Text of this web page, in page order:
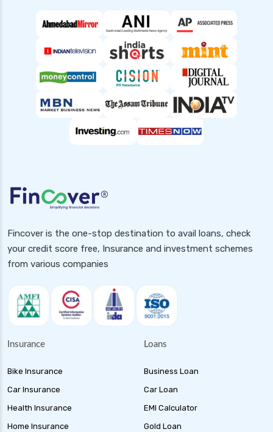
Fincover is the one-stop destination to avail loans, check
your credit score free, Insurance and investment schemes
from various companies
Insurance
Bike Insurance
Car Insurance
Health Insurance
Home Insurance
Loans
Business Loan
Car Loan
EMI Calculator
Gold Loan